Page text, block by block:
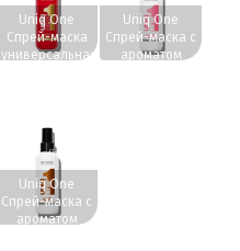
Uniq One
Спрей-маска
универсальная
Uniq One
Спрей-маска с
ароматом
www.profhairs.ru
Uniq One
Спрей-маска с
ароматом